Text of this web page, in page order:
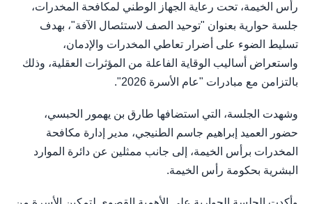
رأس الخيمة، تحت رعاية الجهاز الوطني لمكافحة المخدرات،
جلسة حوارية بعنوان "توحيد الصف لاستئصال الآفة"، بهدف
تسليط الضوء على أضرار تعاطي المخدرات والإدمان،
واستعراض أساليب الوقاية الفاعلة من المؤثرات العقلية، وذلك
بالتزامن مع مبادرات "عام الأسرة 2026".
وشهدت الجلسة، التي استضافها طارق بن يهمور الحبسي،
حضور العميد إبراهيم جاسم الطنيجي، مدير إدارة مكافحة
المخدرات برأس الخيمة، إلى جانب ممثلين عن دائرة الموارد
البشرية بحكومة رأس الخيمة.